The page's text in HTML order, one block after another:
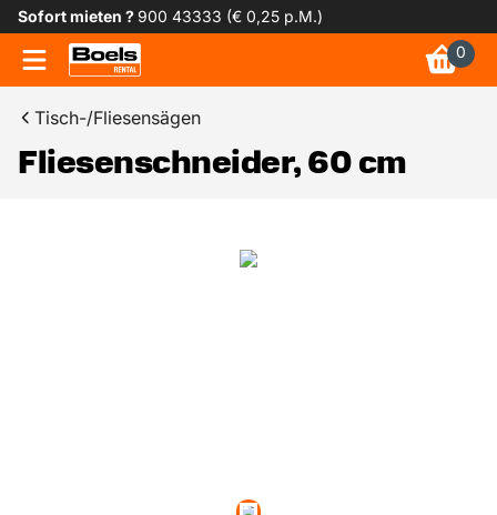
Sofort mieten ?900 43333 (€ 0,25 p.M.)
0
Tisch-/Fliesensägen
Fliesenschneider, 60 cm